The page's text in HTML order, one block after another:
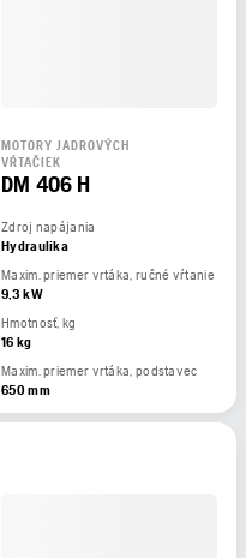
MOTORY JADROVÝCH
VŔTAČIEK
DM 406 H
Zdroj napájania
Hydraulika
Maxim. priemer vrtáka, ručné vŕtanie
9,3 kW
Hmotnosť, kg
16 kg
Maxim. priemer vrtáka, podstavec
650 mm